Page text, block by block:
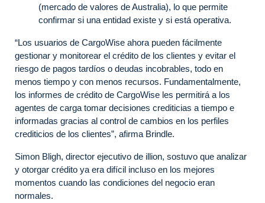
(mercado de valores de Australia), lo que permite
confirmar si una entidad existe y si está operativa.
“Los usuarios de CargoWise ahora pueden fácilmente
gestionar y monitorear el crédito de los clientes y evitar el
riesgo de pagos tardíos o deudas incobrables, todo en
menos tiempo y con menos recursos. Fundamentalmente,
los informes de crédito de CargoWise les permitirá a los
agentes de carga tomar decisiones crediticias a tiempo e
informadas gracias al control de cambios en los perfiles
crediticios de los clientes”, afirma Brindle.
Simon Bligh, director ejecutivo de illion, sostuvo que analizar
y otorgar crédito ya era difícil incluso en los mejores
momentos cuando las condiciones del negocio eran
normales.